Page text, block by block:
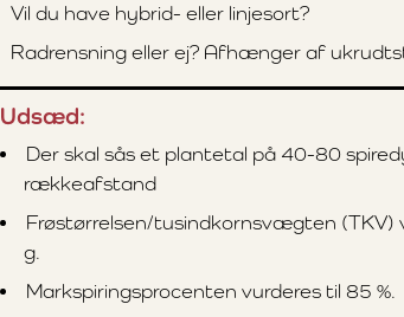
Vil du have hybrid- eller linjesort?
Radrensning eller ej? Afhænger af
Udsæd:
Der skal sås et plantetal på 40-80
rækkeafstand
Frøstørrelsen/tusindkornsvægten (TKV)
g.
Markspiringsprocenten vurderes til 85 %.